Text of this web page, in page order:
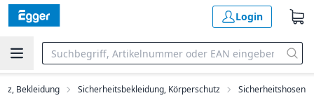
Login
Bekleidung Sicherheitsbekleidung, Körperschutz Sicherheitshosen